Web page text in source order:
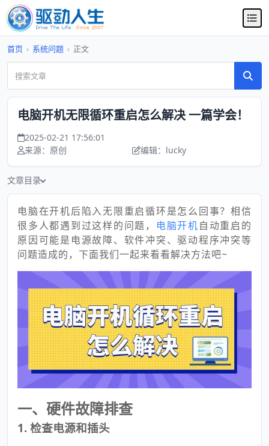
首页 › 系统问题 › 正文
电脑开机无限循环重启怎么解决 一篇学会！
2025-02-21 17:56:01
来源：原创
编辑：lucky
文章目录
电脑在开机后陷入无限重启循环是怎么回事？相信
很多人都遇到过这样的问题， 电脑开机自动重启的
原因可能是电源故障、软件冲突、驱动程序冲突等
问题造成的，下面我们一起来看看解决方法吧~
一、硬件故障排查
1. 检查电源和插头